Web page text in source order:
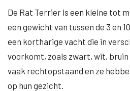
De Rat Terrier is een kleine tot
een gewicht van tussen de 3 en
een kortharige vacht die in
voorkomt, zoals zwart, wit, bruin
vaak rechtopstaand en ze
op hun gezicht.